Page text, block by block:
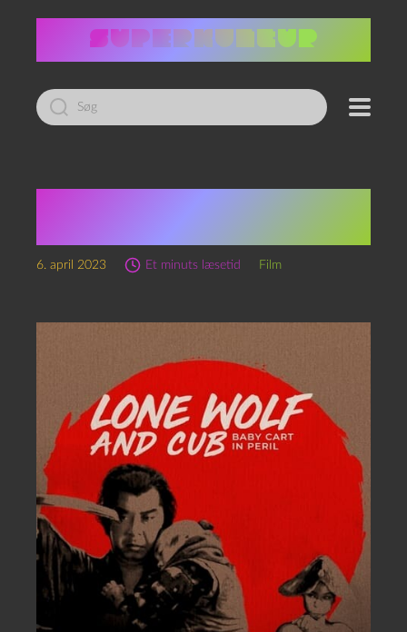
Led
efter:
6. april 2023 Et minuts læsetid Film